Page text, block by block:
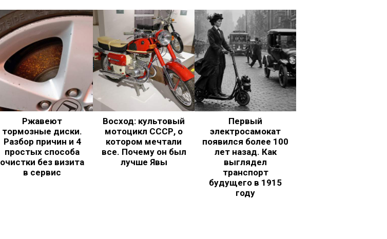
Ржавеют
тормозные диски.
Разбор причин и 4
простых способа
очистки без визита
в сервис
Восход: культовый
мотоцикл СССР, о
котором мечтали
все. Почему он был
лучше Явы
Первый
электросамокат
появился более 100
лет назад. Как
выглядел
транспорт
будущего в 1915
году